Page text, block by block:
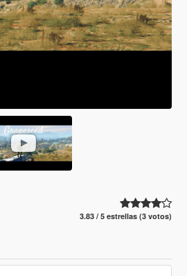
3.83 / 5 estrellas (3 votos)